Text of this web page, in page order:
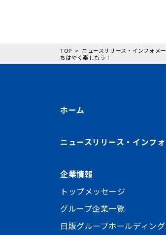
TOP ニュースリリース・インフォメ
ちはやく楽しもう！
ホーム
ニュースリリース・インフ
企業情報
トップメッセージ
グループ企業一覧
日販グループホールディン